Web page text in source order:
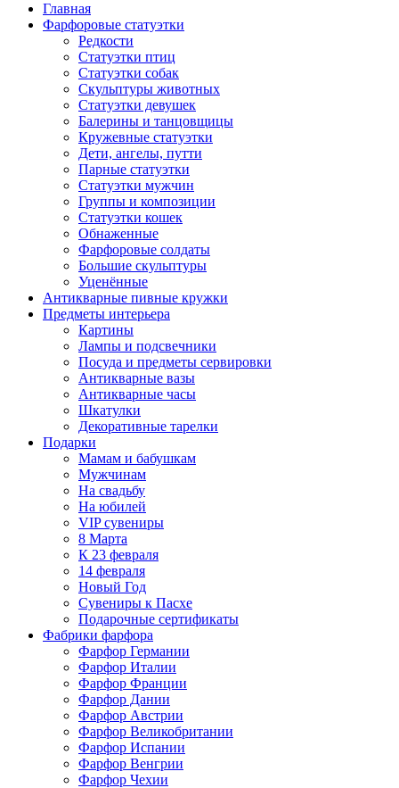
Главная
Фарфоровые статуэтки
Редкости
Cтатуэтки птиц
Cтатуэтки собак
Скульптуры животных
Статуэтки девушек
Балерины и танцовщицы
Кружевные статуэтки
Дети, ангелы, путти
Парные статуэтки
Статуэтки мужчин
Группы и композиции
Статуэтки кошек
Обнаженные
Фарфоровые солдаты
Большие скульптуры
Уценённые
Антикварные пивные кружки
Предметы интерьера
Картины
Лампы и подсвечники
Посуда и предметы сервировки
Антикварные вазы
Антикварные часы
Шкатулки
Декоративные тарелки
Подарки
Мамам и бабушкам
Мужчинам
На свадьбу
На юбилей
VIP сувениры
8 Марта
К 23 февраля
14 февраля
Новый Год
Сувениры к Пасхе
Подарочные сертификаты
Фабрики фарфора
Фарфор Германии
Фарфор Италии
Фарфор Франции
Фарфор Дании
Фарфор Австрии
Фарфор Великобритании
Фарфор Испании
Фарфор Венгрии
Фарфор Чехии